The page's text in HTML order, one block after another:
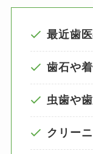
最近歯
歯石や
虫歯や
クリー